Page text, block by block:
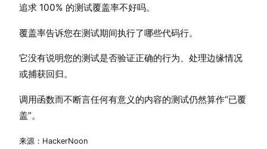
追求 100% 的测试覆盖率不好吗。
覆盖率告诉您在测试期间执行了哪些代码行。
它没有说明您的测试是否验证正确的行为、处理边缘情况
或捕获回归。
调用函数而不断言任何有意义的内容的测试仍然算作“已覆
盖”。
来源：HackerNoon